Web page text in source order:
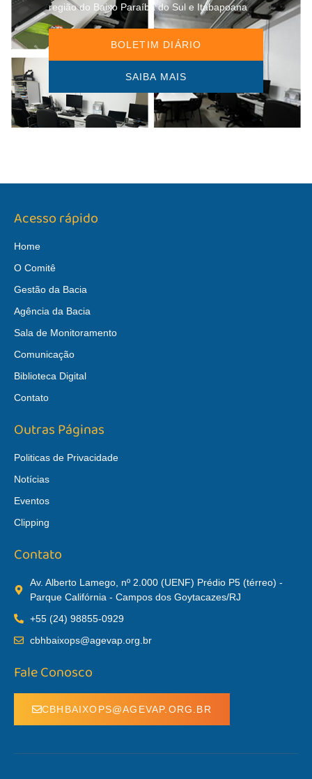
região do Baixo Paraíba do Sul e Itabapoana
BOLETIM DIÁRIO
SAIBA MAIS
Acesso rápido
Home
O Comitê
Gestão da Bacia
Agência da Bacia
Sala de Monitoramento
Comunicação
Biblioteca Digital
Contato
Outras Páginas
Politicas de Privacidade
Notícias
Eventos
Clipping
Contato
Av. Alberto Lamego, nº 2.000 (UENF) Prédio P5 (térreo) -
Parque Califórnia - Campos dos Goytacazes/RJ
+55 (24) 98855-0929
cbhbaixops@agevap.org.br
Fale Conosco
CBHBAIXOPS@AGEVAP.ORG.BR